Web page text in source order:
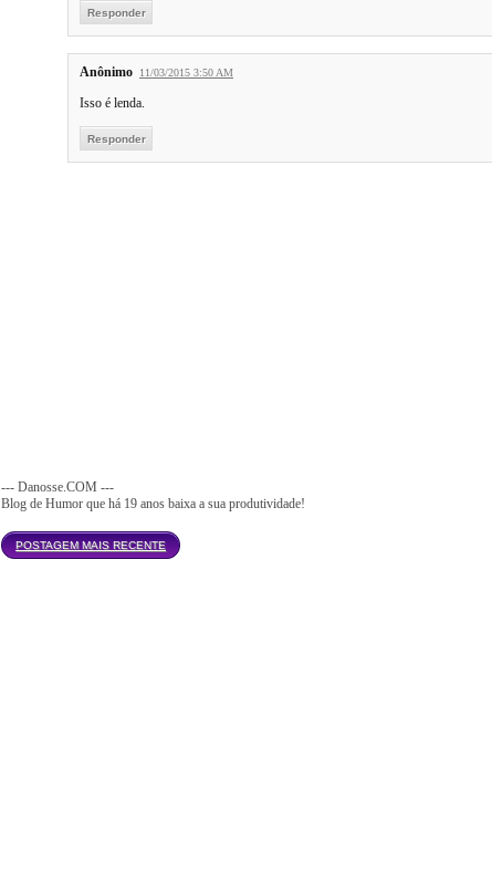
Responder
Anônimo 11/03/2015 3:50 AM
Isso é lenda.
Responder
--- Danosse.COM ---
Blog de Humor que há 19 anos baixa a sua produtividade!
POSTAGEM MAIS RECENTE